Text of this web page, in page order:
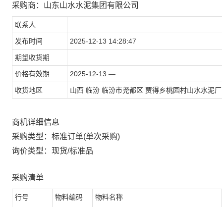
采购商：山东山水水泥集团有限公司
联系人
发布时间 2025-12-13 14:28:47
期望收货期
价格有效期 2025-12-13 —
收货地区 山西 临汾 临汾市尧都区 贾得乡桃园村山水水泥厂
商机详细信息
采购类型：标准订单(单次采购)
询价类型：现货/标准品
采购清单
行号 物料编码 物料名称